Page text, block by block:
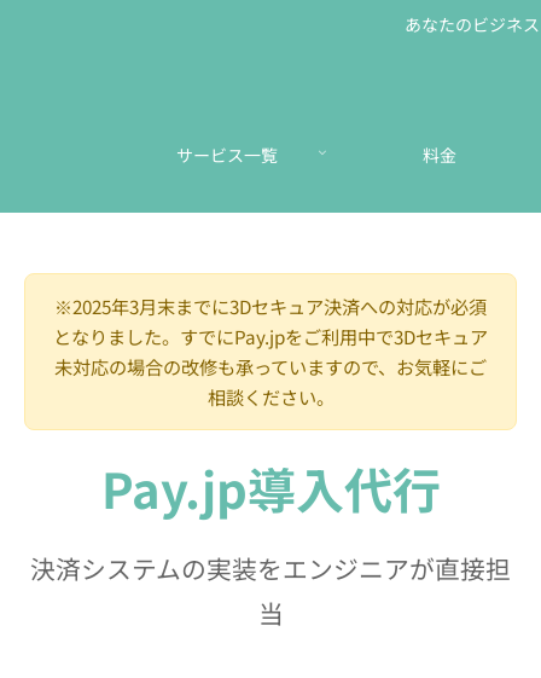
あなたのビジネ
サービス一覧 料金
※2025年3月末までに3Dセキュア決済への対応が必須
となりました。すでにPay.jpをご利用中で3Dセキュア
未対応の場合の改修も承っていますので、お気軽にご
相談ください。
Pay.jp導入代行
決済システムの実装をエンジニアが直接担
当